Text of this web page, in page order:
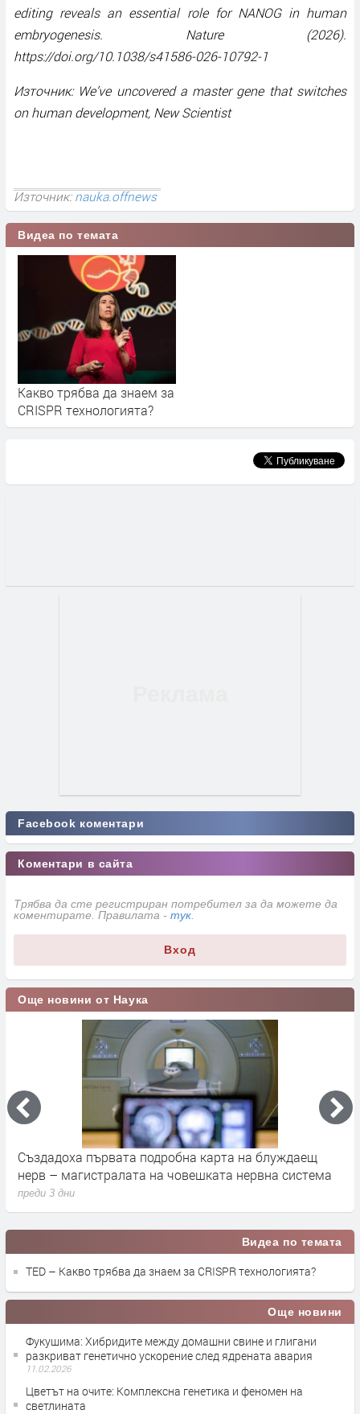
editing reveals an essential role for NANOG in human
embryogenesis. Nature (2026).
https://doi.org/10.1038/s41586-026-10792-1
Източник: We’ve uncovered a master gene that switches
on human development, New Scientist
Източник: nauka.offnews
Видеа по темата
Какво трябва да знаем за
CRISPR технологията?
Facebook коментари
Коментари в сайта
Трябва да сте регистриран потребител за да можете да
коментирате. Правилата - тук
Вход
Още новини от Наука
блуждаещ
система
Апофис няма да удари Земята през 2029
друга заплаха за учените
Видеа по темата
TED – Какво трябва да знаем за CRISPR технологията?
Още новини
Фукушима: Хибридите между домашни свине и глигани
разкриват генетично ускорение след ядрената авария
11.02.2026
Цветът на очите: Комплексна генетика и феномен на
светлината